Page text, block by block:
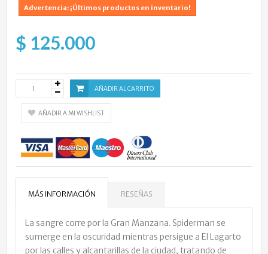
Advertencia: ¡Últimos productos en inventario!
$ 125.000
AÑADIR AL CARRITO
AÑADIR A MI WISHLIST
MÁS INFORMACIÓN RESEÑAS
La sangre corre por la Gran Manzana. Spiderman se
sumerge en la oscuridad mientras persigue a El Lagarto
por las calles y alcantarillas de la ciudad, tratando de